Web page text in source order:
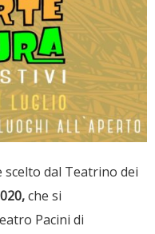
scelto dal Teatrino dei
che si
Pacini di